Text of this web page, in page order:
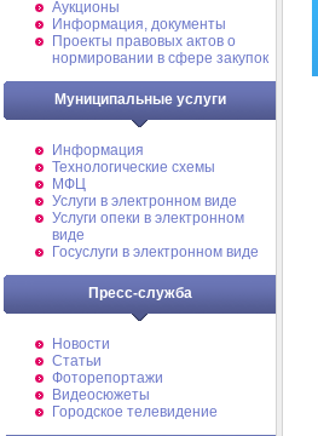
Аукционы
Информация, документы
Проекты правовых актов о
нормировании в сфере закупок
Муниципальные услуги
Информация
Технологические схемы
МФЦ
Услуги в электронном виде
Услуги опеки в электронном
виде
Госуслуги в электронном виде
Пресс-служба
Новости
Статьи
Фоторепортажи
Видеосюжеты
Городское телевидение